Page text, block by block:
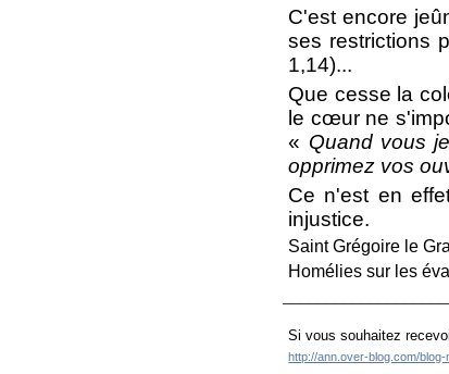
C'est encore
ses restrictions
1,14)...
Que cesse la
le cœur ne
« Quand vous
opprimez vos
Ce n'est en
injustice.
Saint Grégoire le
Homélies sur les
Si vous souhaitez
http://ann.over-blog.com/